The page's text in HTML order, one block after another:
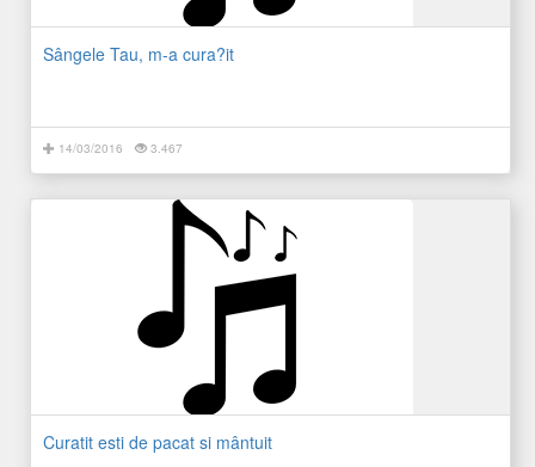
Sângele Tau, m-a cura?it
14/03/2016 3.467
Curatit esti de pacat si mântuit